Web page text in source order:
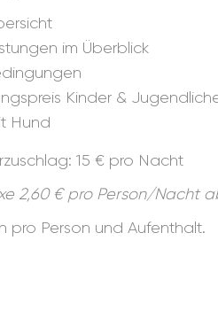
im Überblick
Kinder &
Hund
15 € pro Nacht
2,60 € pro Person/Nacht
pro Person und Aufenthalt.